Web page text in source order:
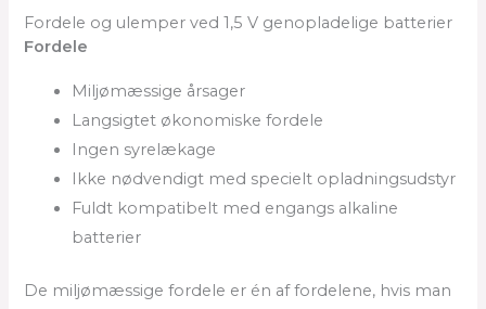
Fordele og ulemper ved 1,5 V genopladelige batterier
Fordele
Miljømæssige årsager
Langsigtet økonomiske fordele
Ingen syrelækage
Ikke nødvendigt med specielt opladningsudstyr
Fuldt kompatibelt med engangs alkaline
batterier
De miljømæssige fordele er én af fordelene, hvis man